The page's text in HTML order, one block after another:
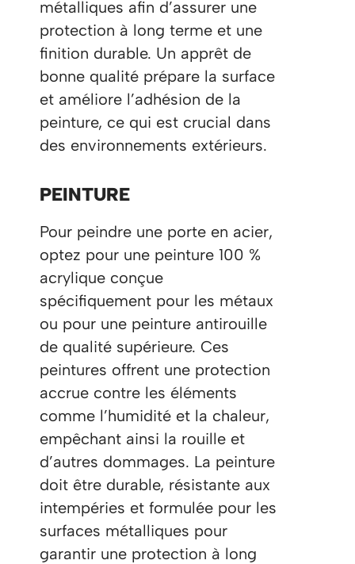
métalliques afin d’assurer une
protection à long terme et une
finition durable. Un apprêt de
bonne qualité prépare la surface
et améliore l’adhésion de la
peinture, ce qui est crucial dans
des environnements extérieurs.
PEINTURE
Pour peindre une porte en acier,
optez pour une peinture 100 %
acrylique conçue
spécifiquement pour les métaux
ou pour une peinture antirouille
de qualité supérieure. Ces
peintures offrent une protection
accrue contre les éléments
comme l’humidité et la chaleur,
empêchant ainsi la rouille et
d’autres dommages. La peinture
doit être durable, résistante aux
intempéries et formulée pour les
surfaces métalliques pour
garantir une protection à long